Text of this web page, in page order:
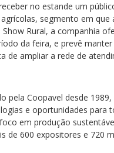
no estande um
segmento em
Rural, a companhia
da feira, e prevê
de ampliar a rede de
pela Coopavel desde
e oportunidades para
em produção
de 600 expositores e 720